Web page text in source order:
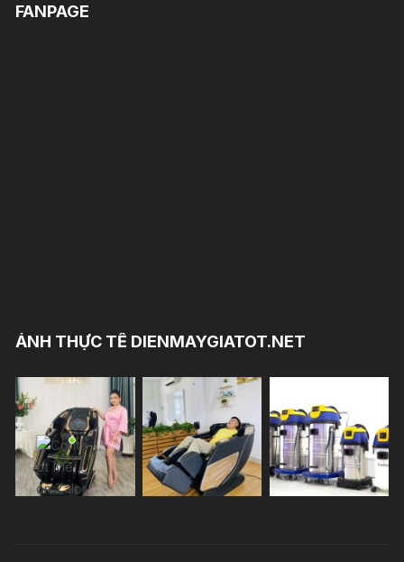
FANPAGE
ẢNH THỰC TẾ DIENMAYGIATOT.NET